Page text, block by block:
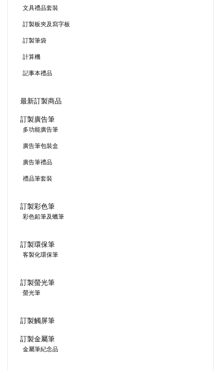
文具禮品套裝
訂製板夾及寫字板
訂製筆袋
計算機
記事本禮品
最新訂製商品
訂製廣告筆
多功能廣告筆
廣告筆包裝盒
廣告筆禮品
禮品筆套裝
訂製彩色筆
彩色鉛筆及蠟筆
訂製環保筆
客製化環保筆
訂製螢光筆
螢光筆
訂製觸屏筆
訂製金屬筆
金屬筆紀念品